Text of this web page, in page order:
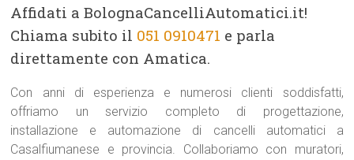
Affidati a BolognaCancelliAutomatici.it!
Chiama subito il 051 0910471 e parla
direttamente con Amatica.
Con anni di esperienza e numerosi clienti soddisfatti,
offriamo un servizio completo di progettazione,
installazione e automazione di cancelli automatici a
Casalfiumanese e provincia. Collaboriamo con muratori,